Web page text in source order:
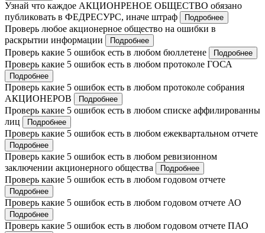
Узнай что каждое АКЦИОНРЕНОЕ ОБЩЕСТВО обязано
публиковать в ФЕДРЕСУРС, иначе штраф
Подробнее
Проверь любое акционерное общество на ошибки в
раскрытии информации
Подробнее
Проверь какие 5 ошибок есть в любом бюллетене Подробнее
Проверь какие 5 ошибок есть в любом протоколе ГОСА
Подробнее
Проверь какие 5 ошибок есть в любом протоколе собрания
АКЦИОНЕРОВ
Подробнее
Проверь какие 5 ошибок есть в любом списке аффилированны
лиц
Подробнее
Проверь какие 5 ошибок есть в любом ежеквартальном отчете
Подробнее
Проверь какие 5 ошибок есть в любом ревизионном
заключении акционерного общества
Подробнее
Проверь какие 5 ошибок есть в любом годовом отчете
Подробнее
Проверь какие 5 ошибок есть в любом годовом отчете АО
Подробнее
Проверь какие 5 ошибок есть в любом годовом отчете ПАО